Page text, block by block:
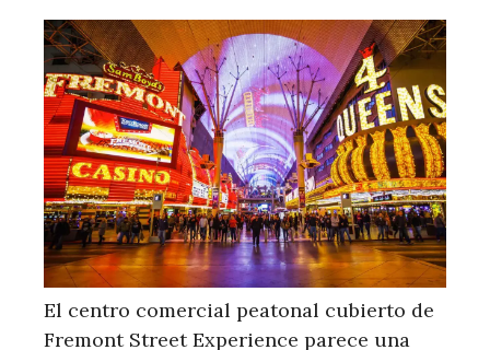
El centro comercial peatonal cubierto de
Fremont Street Experience parece una